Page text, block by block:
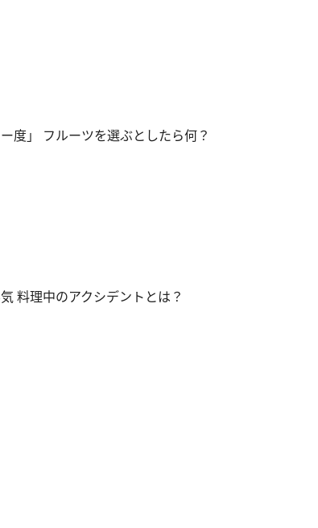
度」 フルーツを選ぶとしたら何？
料理中のアクシデントとは？